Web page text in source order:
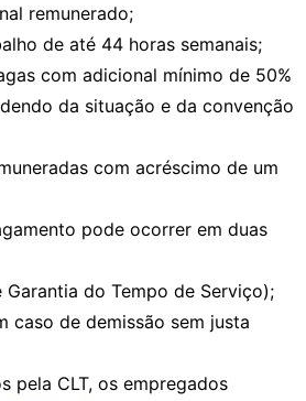
remunerado;
de até 44 horas semanais;
com adicional mínimo de 50%
da situação e da convenção
com acréscimo de um
pode ocorrer em duas
Garantia do Tempo de Serviço);
caso de demissão sem justa
pela CLT, os empregados